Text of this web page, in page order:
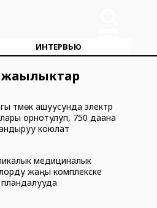
ИНТЕРВЬЮ
жаңылыктар
Өтмөк ашуусунда электр
орнотулуп, 750 даана
коюлат
медициналык
жаңы комплекске
пландалууда